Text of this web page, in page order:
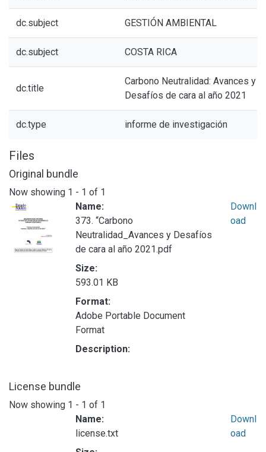
dc.subject GESTIÓN AMBIENTAL
dc.subject COSTA RICA
dc.title
Carbono Neutralidad: Avances y
Desafíos de cara al año 2021
dc.type informe de investigación
Files
Original bundle
Now showing 1 - 1 of 1
Name:
373. “Carbono
Neutralidad_Avances y Desafíos
de cara al año 2021.pdf
Size:
593.01 KB
Format:
Adobe Portable Document
Format
Description:
Downl
oad
License bundle
Now showing 1 - 1 of 1
Name:
license.txt
Downl
oad